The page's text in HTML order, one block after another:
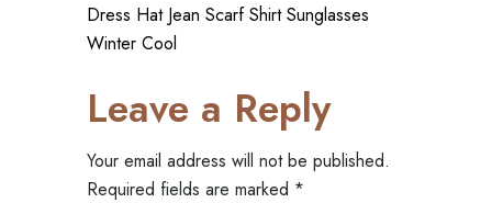
Dress Hat Jean Scarf Shirt Sunglasses
Winter Cool
Leave a Reply
Your email address will not be published.
Required fields are marked *